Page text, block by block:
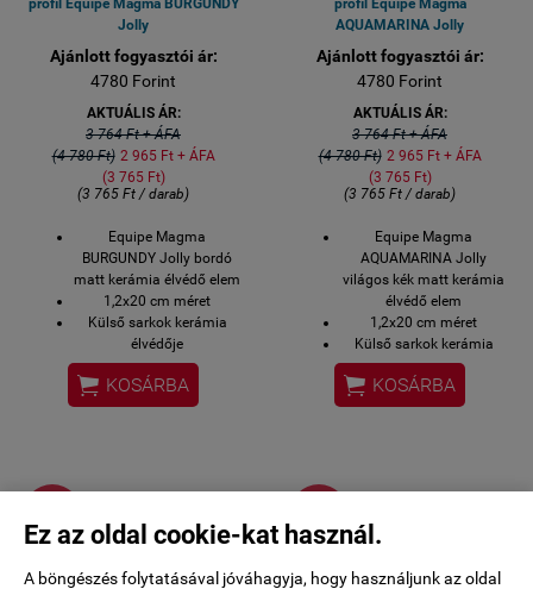
Ez az oldal cookie-kat használ.
A böngészés folytatásával jóváhagyja, hogy használjunk az oldal
Jolly
Ajánlott fogyasztói ár:
4780 Forint
AKTUÁLIS ÁR:
3 764 Ft + ÁFA
(4 780 Ft) 2 965 Ft + ÁFA
(3 765 Ft)
(3 765 Ft / darab)
Equipe Magma
BURGUNDY Jolly bordó
matt kerámia élvédő elem
1,2x20 cm méret
Külső sarkok kerámia
élvédője
2-3 hét szállítási idő
 KOSÁRBA
AQUAMARINA Jolly
Ajánlott fogyasztói ár:
4780 Forint
AKTUÁLIS ÁR:
3 764 Ft + ÁFA
(4 780 Ft) 2 965 Ft + ÁFA
(3 765 Ft)
(3 765 Ft / darab)
Equipe Magma
AQUAMARINA Jolly
világos kék matt kerámia
élvédő elem
1,2x20 cm méret
Külső sarkok kerámia
élvédője
2-3 hét szállítási idő
 KOSÁRBA